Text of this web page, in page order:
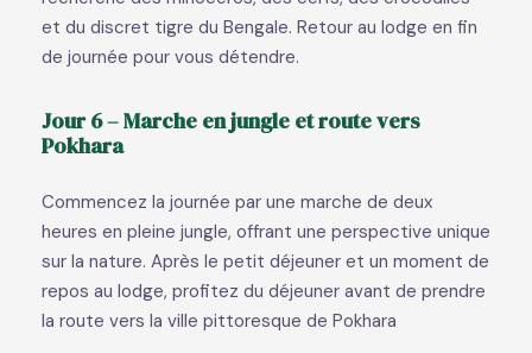
et du discret tigre du Bengale. Retour au lodge en fin
de journée pour vous détendre.
Jour 6 – Marche en jungle et route vers
Pokhara
Commencez la journée par une marche de deux
heures en pleine jungle, offrant une perspective unique
sur la nature. Après le petit déjeuner et un moment de
repos au lodge, profitez du déjeuner avant de prendre
la route vers la ville pittoresque de Pokhara